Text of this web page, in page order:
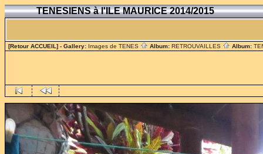
TENESIENS à l'ILE MAURICE 2014/2015
[Retour ACCUEIL] - Gallery: Images de TENES Album: RETROUVAILLES Album: